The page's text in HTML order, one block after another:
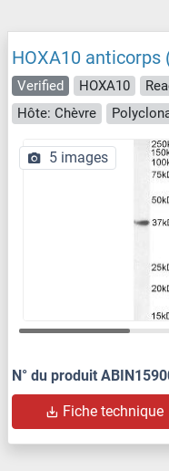
HOXA10 anticorps
Verified HOXA10
Hôte: Chèvre
5 images
N° du produit
Fiche technique